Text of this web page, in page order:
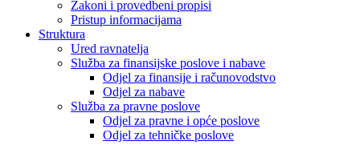
Zakoni i provedbeni propisi
Pristup informacijama
Struktura
Ured ravnatelja
Služba za finansijske poslove i nabave
Odjel za finansije i računovodstvo
Odjel za nabave
Služba za pravne poslove
Odjel za pravne i opće poslove
Odjel za tehničke poslove